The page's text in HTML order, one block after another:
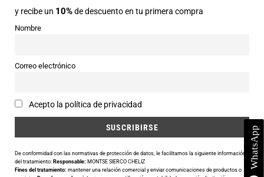
Teléfonos
974 50 00 43
Horarios
Email
y recibe un 10%de descuento en tu primera compra
Nombre
Correo electrónico
Acepto la política de privacidad
De conformidad con las normativas de protección de datos, le facilitamos la siguiente información
del tratamiento: Responsable: MONTSE SIERCO CHELIZ
Fines del tratamiento: mantener una relación comercial y enviar comunicaciones de productos o